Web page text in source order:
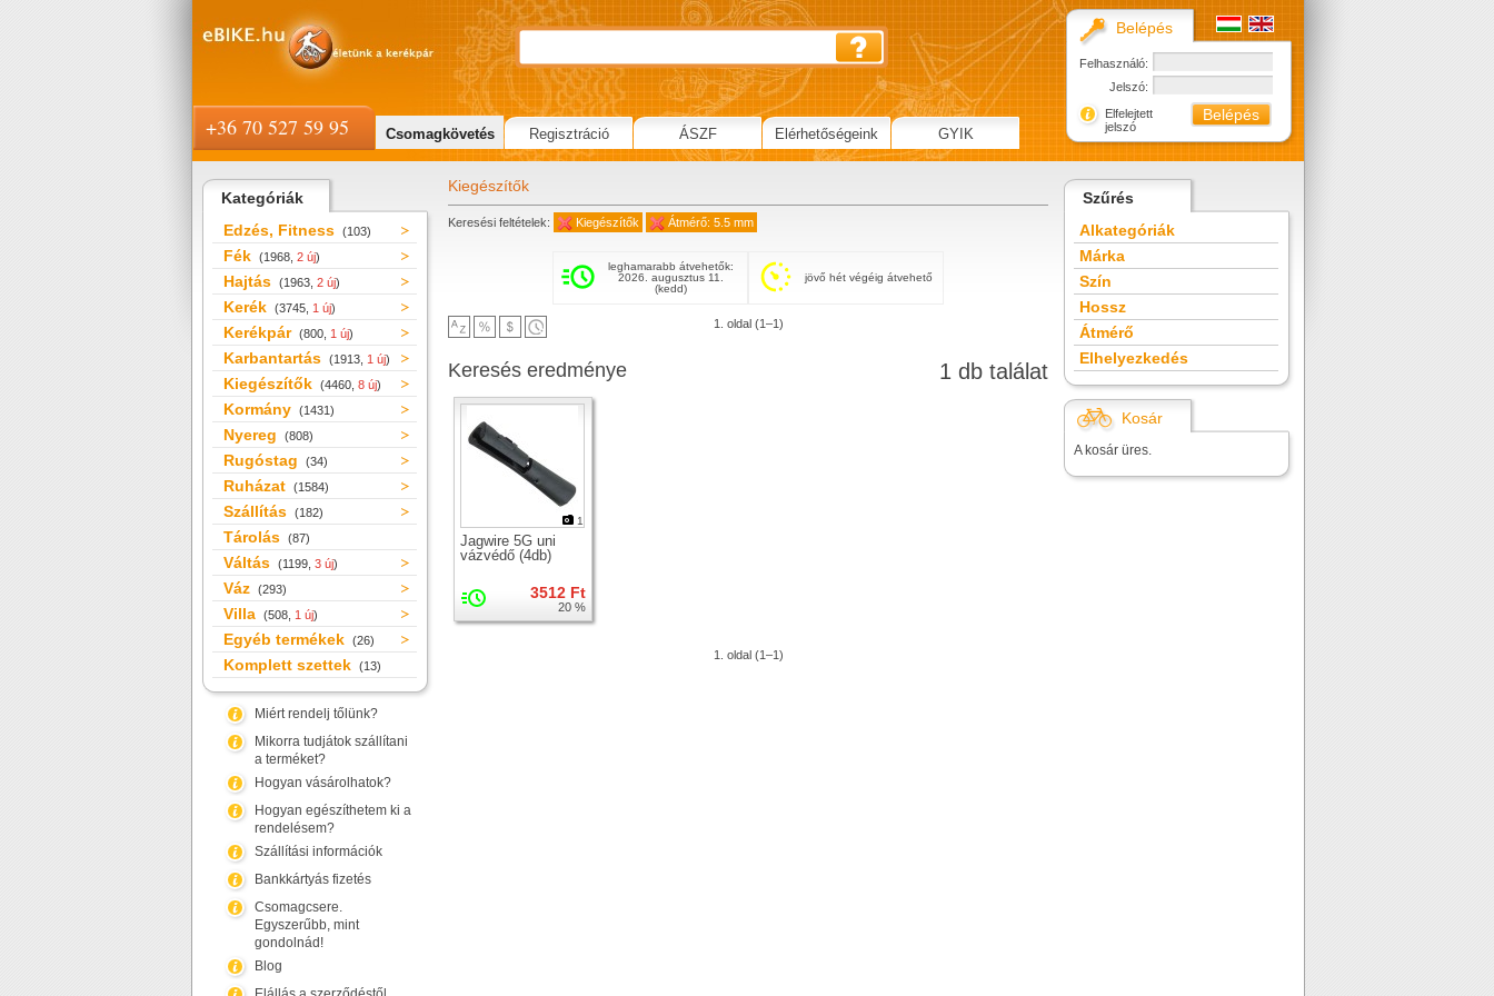
Kategóriák
Edzés, Fitness (103)
Fék (1968, 2 új)
Hajtás (1963, 2 új)
Kerék (3745, 1 új)
Kerékpár (800, 1 új)
Karbantartás (1913, 1 új)
Kiegészítők (4460, 8 új)
Kormány (1431)
Nyereg (808)
Rugóstag (34)
Ruházat (1584)
Szállítás (182)
Tárolás (87)
Váltás (1199, 3 új)
Váz (293)
Villa (508, 1 új)
Egyéb termékek (26)
Komplett szettek (13)
Miért rendelj tőlünk?
Mikorra tudjátok szállítani
a terméket?
Hogyan vásárolhatok?
Hogyan egészíthetem ki a
rendelésem?
Szállítási információk
Bankkártyás fizetés
Csomagcsere.
Egyszerűbb, mint
gondolnád!
Blog
Kiegészítők
Keresési feltételek: Kiegészítők Átmérő: 5.5 mm
leghamarabb átvehetők:
2026. augusztus 11.
(kedd)
jövő hét végéig átvehető
1. oldal (1–1)
1 db találat
Keresés eredménye
1
Jagwire 5G uni
vázvédő (4db)
3512 Ft
20 %
1. oldal (1–1)
Szűrés
Alkategóriák
Márka
Szín
Hossz
Átmérő
Elhelyezkedés
Kosár
A kosár üres.
Belépés
Felhasználó:
Jelszó:
Elfelejtett
jelszó
+36 70 527 59 95 Csomagkövetés Regisztráció ÁSZF Elérhetőségeink GYIK